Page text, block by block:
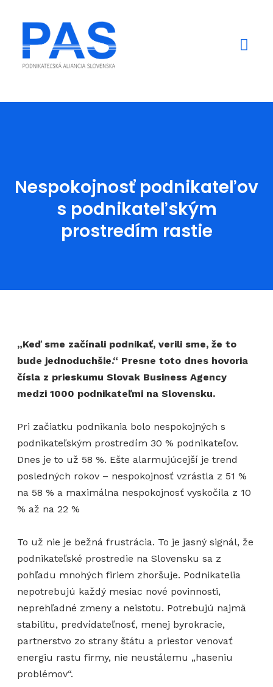
Nespokojnosť podnikateľov
s podnikateľským
prostredím rastie
„Keď sme začínali podnikať, verili sme, že to
bude jednoduchšie.“ Presne toto dnes hovoria
čísla z prieskumu Slovak Business Agency
medzi 1000 podnikateľmi na Slovensku.
Pri začiatku podnikania bolo nespokojných s
podnikateľským prostredím 30 % podnikateľov.
Dnes je to už 58 %. Ešte alarmujúcejší je trend
posledných rokov – nespokojnosť vzrástla z 51 %
na 58 % a maximálna nespokojnosť vyskočila z 10
% až na 22 %
To už nie je bežná frustrácia. To je jasný signál, že
podnikateľské prostredie na Slovensku sa z
pohľadu mnohých firiem zhoršuje. Podnikatelia
nepotrebujú každý mesiac nové povinnosti,
neprehľadné zmeny a neistotu. Potrebujú najmä
stabilitu, predvídateľnosť, menej byrokracie,
partnerstvo zo strany štátu a priestor venovať
energiu rastu firmy, nie neustálemu „haseniu
problémov“.